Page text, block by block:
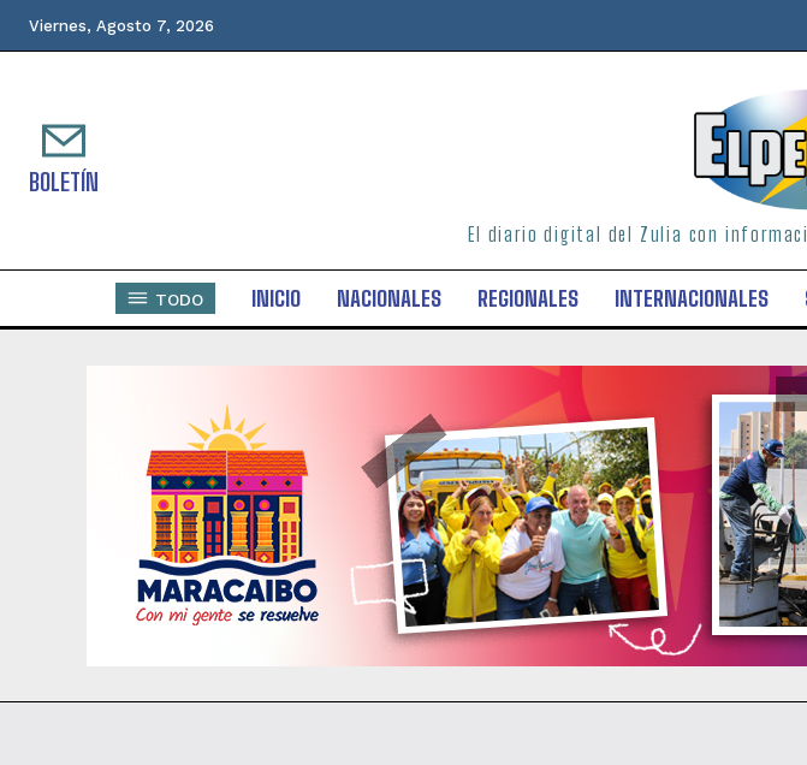
Viernes, Agosto 7, 2026
BOLETÍN
El diario digital del Zulia con
TODO INICIO NACIONALES REGIONALES INTERNACIONALES